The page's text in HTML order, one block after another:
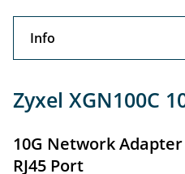
Info
Support
Zyxel XGN100C
10G Network
RJ45 Port